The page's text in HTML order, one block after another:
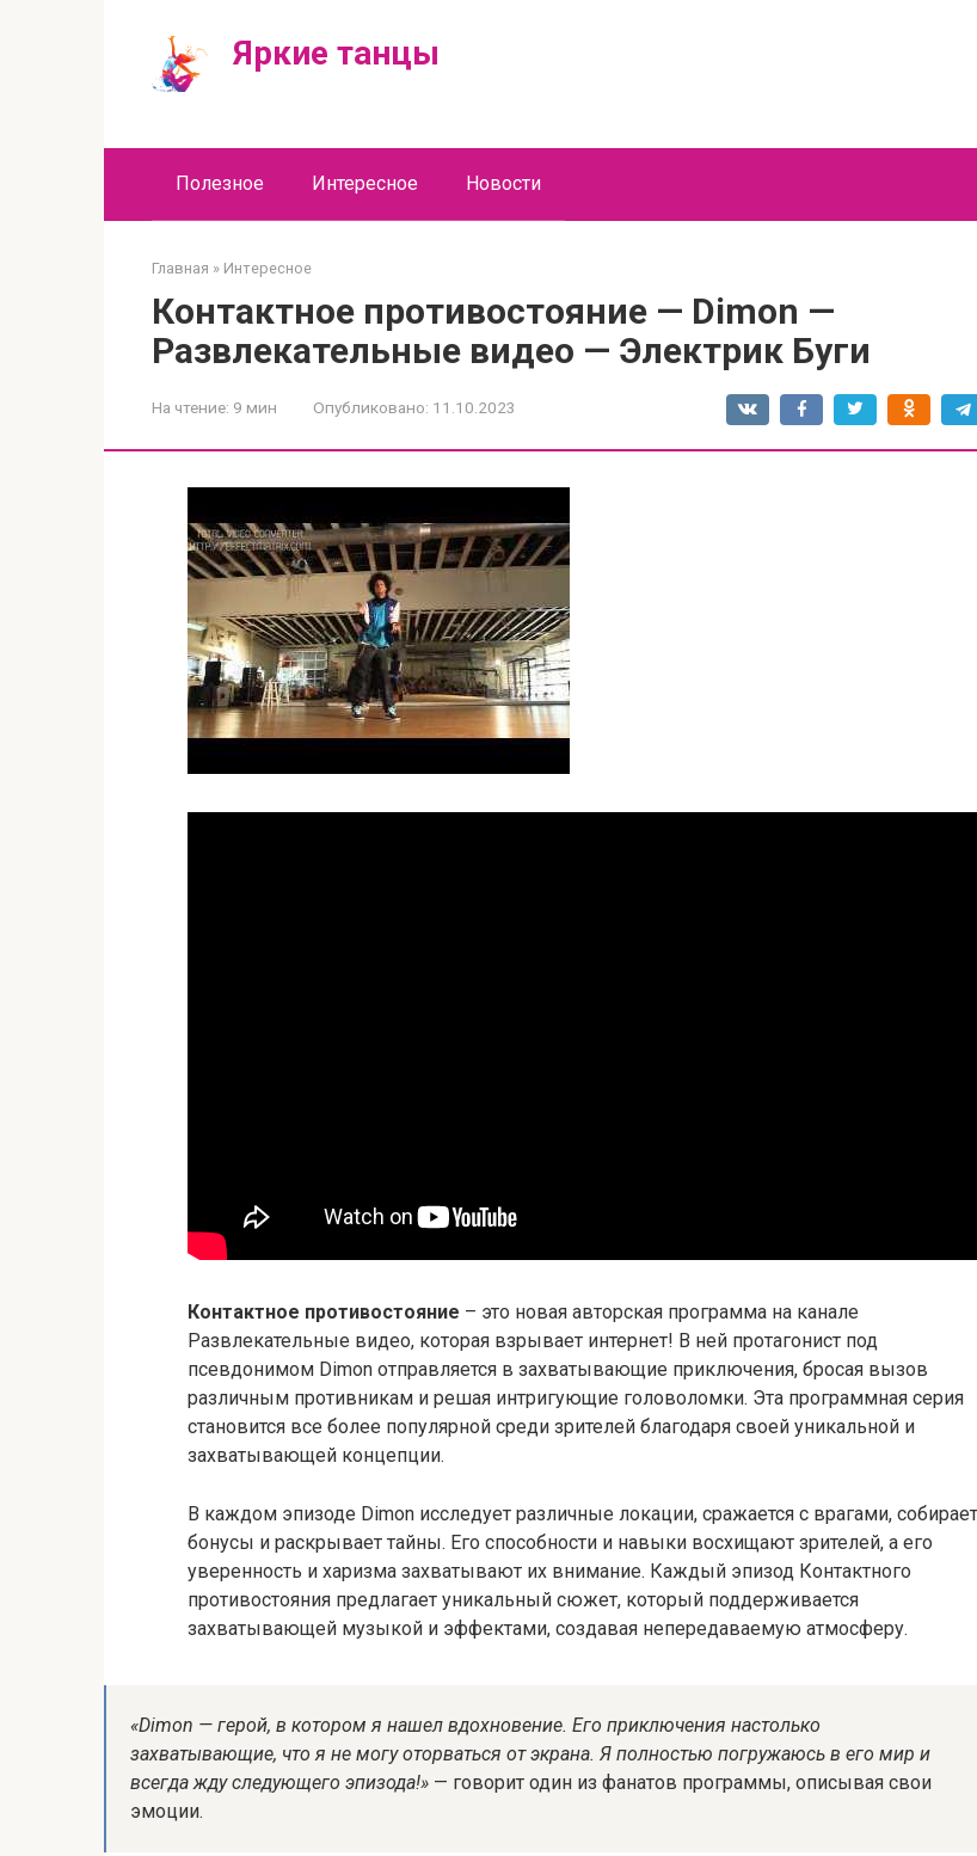
Яркие танцы
Полезное Интересное Новости
Главная » Интересное
Контактное противостояние — Dimon —
Развлекательные видео — Электрик Буги
На чтение: 9 мин Опубликовано: 11.10.2023
Контактное противостояние – это новая авторская программа на канале
Развлекательные видео, которая взрывает интернет! В ней протагонист под
псевдонимом Dimon отправляется в захватывающие приключения, бросая вызов
различным противникам и решая интригующие головоломки. Эта программная серия
становится все более популярной среди зрителей благодаря своей уникальной и
захватывающей концепции.
В каждом эпизоде Dimon исследует различные локации, сражается с врагами, собирает
бонусы и раскрывает тайны. Его способности и навыки восхищают зрителей, а его
уверенность и харизма захватывают их внимание. Каждый эпизод Контактного
противостояния предлагает уникальный сюжет, который поддерживается
захватывающей музыкой и эффектами, создавая непередаваемую атмосферу.
«Dimon — герой, в котором я нашел вдохновение. Его приключения настолько
захватывающие, что я не могу оторваться от экрана. Я полностью погружаюсь в его мир и
всегда жду следующего эпизода!» — говорит один из фанатов программы, описывая свои
эмоции.